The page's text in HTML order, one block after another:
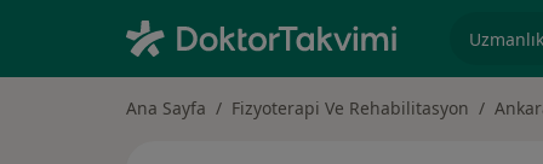
Ana Sayfa Fizyoterapi Ve Rehabilitasyon